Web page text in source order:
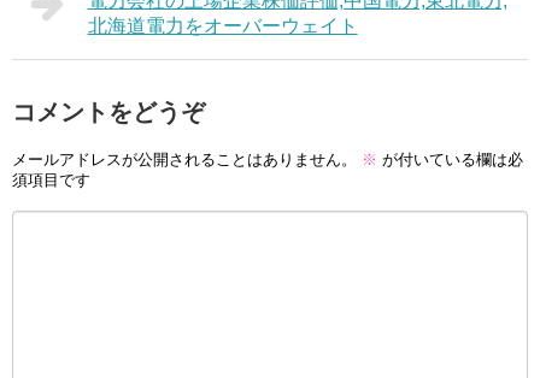
北海道電力をオーバーウェイト
コメントをどうぞ
メールアドレスが公開されることはありません。 ※ が付いている欄は必
須項目です